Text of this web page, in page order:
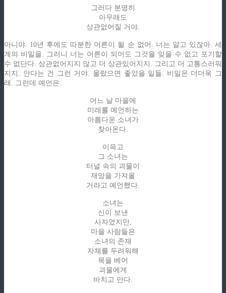
그러다 분명히
아무래도
상관없어질 거야.
아니야. 10년 후에도 따분한 어른이 될 순 없어. 너는 알고 있잖아. 세
계의 비밀을. 그러니 너는 어른이 되어도 그것을 잊을 수 없고 포기할
수 없단다. 상관없어지지 않고 더 상관있어지지. 그리고 더 고통스러워
지지. 안다는 건 그런 거야. 몰랐으면 좋았을 일들. 비밀은 더더욱 그
래. 그런데 예언은.
어느 날 마을에
미래를 예언하는
아름다운 소녀가
찾아온다.
이윽고
그 소녀는
터널 속의 괴물이
재앙을 가져올
거라고 예언했다.
소녀는
신이 보낸
사자였지만,
마을 사람들은
소녀의 존재
자체를 두려워해
목을 베어
괴물에게
바치고 만다.